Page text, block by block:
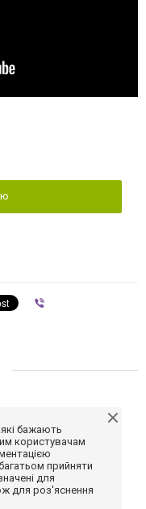
бажають
користувачам
прийняти
для
для роз'яснення